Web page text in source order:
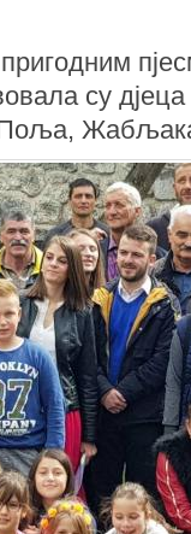
су дјеца
Поља,